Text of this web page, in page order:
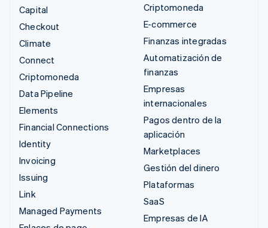
Capital
Checkout
Climate
Connect
Criptomoneda
Data Pipeline
Elements
Financial Connections
Identity
Invoicing
Issuing
Link
Managed Payments
Criptomoneda
E-commerce
Finanzas integradas
Automatización de
finanzas
Empresas
internacionales
Pagos dentro de la
aplicación
Marketplaces
Gestión del dinero
Plataformas
SaaS
Empresas de IA